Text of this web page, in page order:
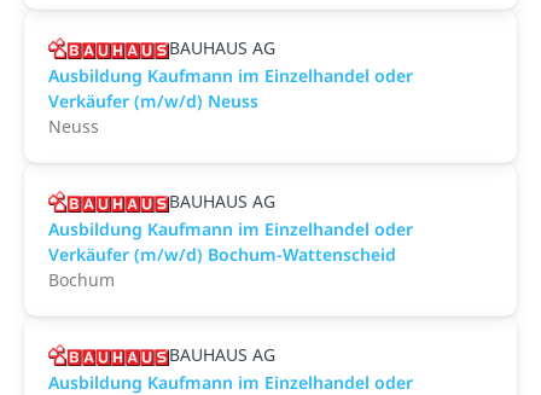
BAUHAUS AG
Ausbildung Kaufmann im Einzelhandel oder
Verkäufer (m/w/d) Neuss
Neuss
BAUHAUS AG
Ausbildung Kaufmann im Einzelhandel oder
Verkäufer (m/w/d) Bochum-Wattenscheid
Bochum
BAUHAUS AG
Ausbildung Kaufmann im Einzelhandel oder